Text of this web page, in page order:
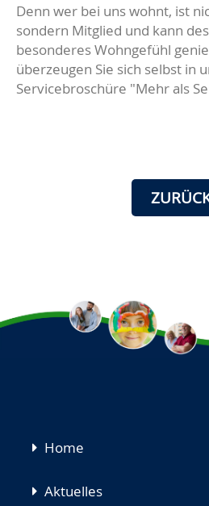
Denn wer bei uns wohnt, ist
sondern Mitglied und kann
besonderes Wohngefühl
überzeugen Sie sich selbst in
Servicebroschüre "Mehr als
Navigation
Home
Aktuelles